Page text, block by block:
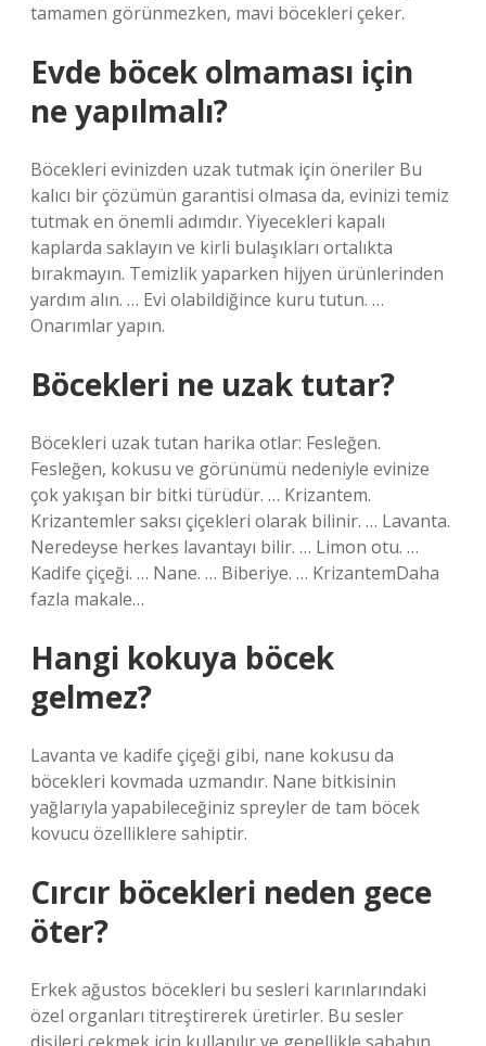
tamamen görünmezken, mavi böcekleri çeker.
Evde böcek olmaması için
ne yapılmalı?
Böcekleri evinizden uzak tutmak için öneriler Bu
kalıcı bir çözümün garantisi olmasa da, evinizi temiz
tutmak en önemli adımdır. Yiyecekleri kapalı
kaplarda saklayın ve kirli bulaşıkları ortalıkta
bırakmayın. Temizlik yaparken hijyen ürünlerinden
yardım alın. … Evi olabildiğince kuru tutun. …
Onarımlar yapın.
Böcekleri ne uzak tutar?
Böcekleri uzak tutan harika otlar: Fesleğen.
Fesleğen, kokusu ve görünümü nedeniyle evinize
çok yakışan bir bitki türüdür. … Krizantem.
Krizantemler saksı çiçekleri olarak bilinir. … Lavanta.
Neredeyse herkes lavantayı bilir. … Limon otu. …
Kadife çiçeği. … Nane. … Biberiye. … KrizantemDaha
fazla makale…
Hangi kokuya böcek
gelmez?
Lavanta ve kadife çiçeği gibi, nane kokusu da
böcekleri kovmada uzmandır. Nane bitkisinin
yağlarıyla yapabileceğiniz spreyler de tam böcek
kovucu özelliklere sahiptir.
Cırcır böcekleri neden gece
öter?
Erkek ağustos böcekleri bu sesleri karınlarındaki
özel organları titreştirerek üretirler. Bu sesler